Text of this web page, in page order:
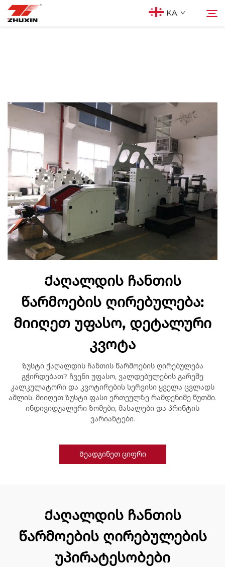
KA
Სიახლეები
Კონტაქტი
Ხშირად დასმული კითხვები
Ქაღალდის ჩანთის
წარმოების ღირებულება:
მიიღეთ უფასო, დეტალური
კვოტა
Ზუსტი ქაღალდის ჩანთის წარმოების ღირებულება
გჭირდებათ? ჩვენი უფასო, ვალდებულების გარეშე
კალკულატორი და კვოტირების სერვისი ყველა ცვლადს
აშლის. მიიღეთ ზუსტი ფასი ერთეულზე რამდენიმე წუთში.
ინდივიდუალური ზომები, მასალები და პრინტის
ვარიანტები.
Შეადგინეთ ციფრი
Ქაღალდის ჩანთის
წარმოების ღირებულების
უპირატესობები